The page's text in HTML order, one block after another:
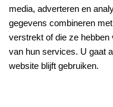
Mede mogelijk gemaakt
met financiering van:
media, adverteren en
gegevens combineren
verstrekt of die ze
van hun services. U gaat
website blijft gebruiken.